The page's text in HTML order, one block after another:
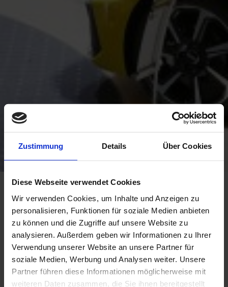
Zustimmung Details Über Cookies
Diese Webseite verwendet Cookies
Wir verwenden Cookies, um Inhalte und Anzeigen zu
personalisieren, Funktionen für soziale Medien anbieten
zu können und die Zugriffe auf unsere Website zu
analysieren. Außerdem geben wir Informationen zu Ihrer
Verwendung unserer Website an unsere Partner für
soziale Medien, Werbung und Analysen weiter. Unsere
Partner führen diese Informationen möglicherweise mit
weiteren Daten zusammen, die Sie ihnen bereitgestellt
VOLKSWAGEN AUTOMOBILE
HAMBURG
HAMBURG